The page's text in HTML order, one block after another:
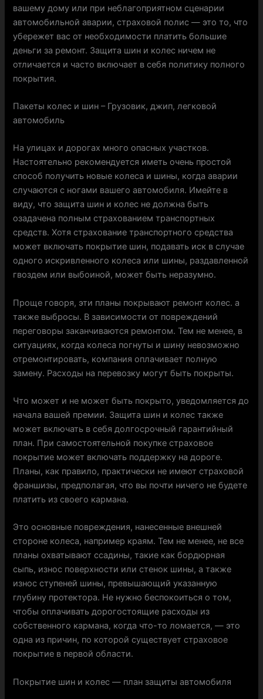
вашему дому или при неблагоприятном сценарии
автомобильной аварии, страховой полис — это то, что
убережет вас от необходимости платить большие
деньги за ремонт. Защита шин и колес ничем не
отличается и часто включает в себя политику полного
покрытия.
Пакеты колес и шин – Грузовик, джип, легковой
автомобиль
На улицах и дорогах много опасных участков.
Настоятельно рекомендуется иметь очень простой
способ получить новые колеса и шины, когда аварии
случаются с ногами вашего автомобиля. Имейте в
виду, что защита шин и колес не должна быть
озадачена полным страхованием транспортных
средств. Хотя страхование транспортного средства
может включать покрытие шин, подавать иск в случае
одного искривленного колеса или шины, раздавленной
гвоздем или выбоиной, может быть неразумно.
Проще говоря, эти планы покрывают ремонт колес. а
также выбросы. В зависимости от повреждений
переговоры заканчиваются ремонтом. Тем не менее, в
ситуациях, когда колеса погнуты и шину невозможно
отремонтировать, компания оплачивает полную
замену. Расходы на перевозку могут быть покрыты.
Что может и не может быть покрыто, уведомляется до
начала вашей премии. Защита шин и колес также
может включать в себя долгосрочный гарантийный
план. При самостоятельной покупке страховое
покрытие может включать поддержку на дороге.
Планы, как правило, практически не имеют страховой
франшизы, предполагая, что вы почти ничего не будете
платить из своего кармана.
Это основные повреждения, нанесенные внешней
стороне колеса, например краям. Тем не менее, не все
планы охватывают ссадины, такие как бордюрная
сыпь, износ поверхности или стенок шины, а также
износ ступеней шины, превышающий указанную
глубину протектора. Не нужно беспокоиться о том,
чтобы оплачивать дорогостоящие расходы из
собственного кармана, когда что-то ломается, — это
одна из причин, по которой существует страховое
покрытие в первой области.
Покрытие шин и колес — план защиты автомобиля